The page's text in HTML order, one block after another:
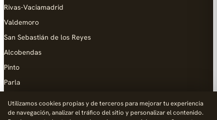
Rivas-Vaciamadrid
Valdemoro
San Sebastián de los Reyes
Alcobendas
Pinto
Parla
Utilizamos cookies propias y de terceros para mejorar tu experiencia
de navegación, analizar el tráfico del sitio y personalizar el contenido.